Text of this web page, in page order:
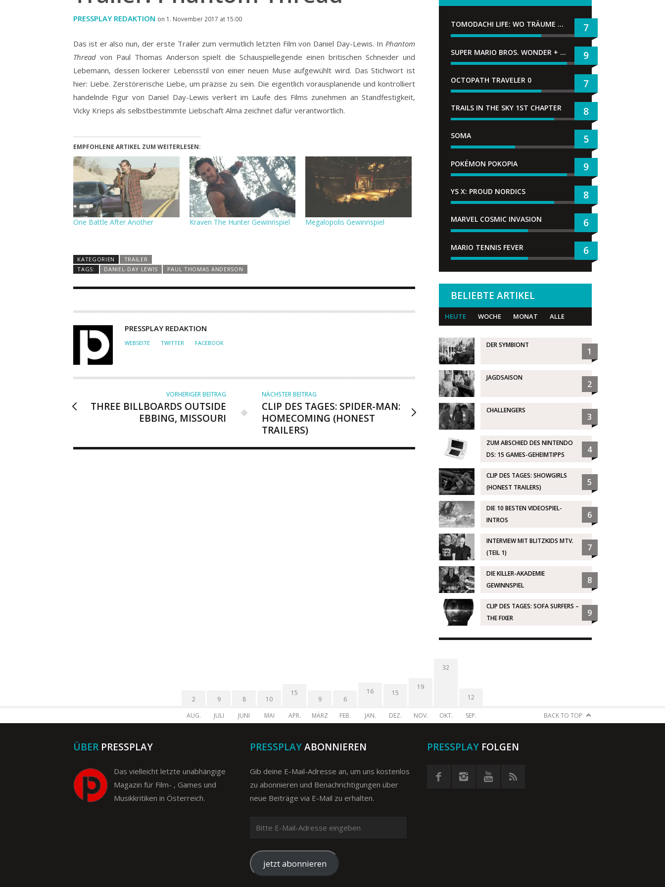
PRESSPLAY REDAKTION on 1. November 2017 at 15:00
Das ist er also nun, der erste Trailer zum vermutlich letzten Film von Daniel Day-Lewis. In Phantom
Thread von Paul Thomas Anderson spielt die Schauspiellegende einen britischen Schneider und
Lebemann, dessen lockerer Lebensstil von einer neuen Muse aufgewühlt wird. Das Stichwort ist
hier: Liebe. Zerstörerische Liebe, um präzise zu sein. Die eigentlich vorausplanende und kontrolliert
handelnde Figur von Daniel Day-Lewis verliert im Laufe des Films zunehmen an Standfestigkeit,
Vicky Krieps als selbstbestimmte Liebschaft Alma zeichnet dafür verantwortlich.
EMPFOHLENE ARTIKEL ZUM WEITERLESEN:
One Battle After Another Kraven The Hunter Gewinnspiel Megalopolis Gewinnspiel
KATEGORIEN
TRAILER
TAGS:
DANIEL-DAY LEWIS PAUL THOMAS ANDERSON
A
U
R
PRESSPLAY REDAKTION
WEBSEITE TWITTER FACEBOOK
VORHERIGER BEITRAG
THREE BILLBOARDS OUTSIDE
EBBING, MISSOURI
NÄCHSTER BEITRAG
CLIP DES TAGES: SPIDER-MAN:
HOMECOMING (HONEST
TRAILERS)
TOMODACHI LIFE: WO TRÄUME WAHR WERDEN 7
SUPER MARIO BROS. WONDER + GEMEINSAM IM BELLABEL-PARK 9
OCTOPATH TRAVELER 0 7
TRAILS IN THE SKY 1ST CHAPTER 8
SOMA 5
POKÉMON POKOPIA 9
YS X: PROUD NORDICS 8
MARVEL COSMIC INVASION 6
MARIO TENNIS FEVER 6
BELIEBTE ARTIKEL
HEUTE WOCHE MONAT ALLE
DER SYMBIONT
1
JAGDSAISON
2
CHALLENGERS
3
ZUM ABSCHIED DES NINTENDO
DS: 15 GAMES-GEHEIMTIPPS
4
CLIP DES TAGES: SHOWGIRLS
(HONEST TRAILERS)
5
DIE 10 BESTEN VIDEOSPIEL-
INTROS
6
INTERVIEW MIT BLITZKIDS MTV.
(TEIL 1)
7
DIE KILLER-AKADEMIE
GEWINNSPIEL
8
CLIP DES TAGES: SOFA SURFERS –
THE FIXER
9
2
AUG.
9
JULI
8
JUNI
10
MAI
15
APR.
9
MÄRZ
6
FEB.
16
JAN.
15
DEZ.
19
NOV.
32
OKT.
12
SEP. BACK TO TOP
ÜBER PRESSPLAY
Das vielleicht letzte unabhängige
Magazin für Film- , Games und
Musikkritiken in Österreich.
PRESSPLAYABONNIEREN
Gib deine E-Mail-Adresse an, um uns kostenlos
zu abonnieren und Benachrichtigungen über
neue Beiträge via E-Mail zu erhalten.
Mail-
Adresse
eingeben
jetzt abonnieren
PRESSPLAYFOLGEN